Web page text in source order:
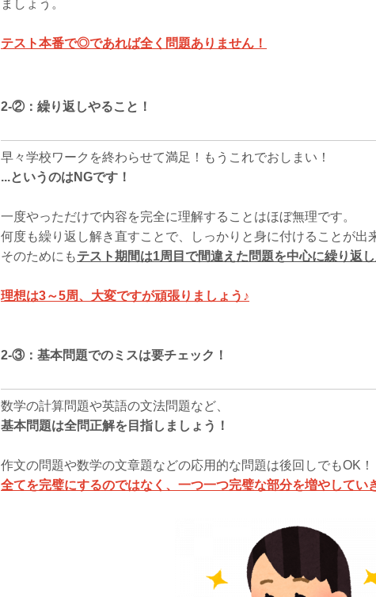
ましょう。
テスト本番で◎であれば全く問題ありません！
2-②：繰り返しやること！
早々学校ワークを終わらせて満足！もうこれでおしまい！
...というのはNGです！
一度やっただけで内容を完全に理解することはほぼ無理です。
何度も繰り返し解き直すことで、しっかりと身に付けることが出
そのためにもテスト期間は1周目で間違えた問題を中心に繰り返
理想は3～5周、大変ですが頑張りましょう♪
2-③：基本問題でのミスは要チェック！
数学の計算問題や英語の文法問題など、
基本問題は全問正解を目指しましょう！
作文の問題や数学の文章題などの応用的な問題は後回しでもOK！
全てを完璧にするのではなく、一つ一つ完璧な部分を増やしてい